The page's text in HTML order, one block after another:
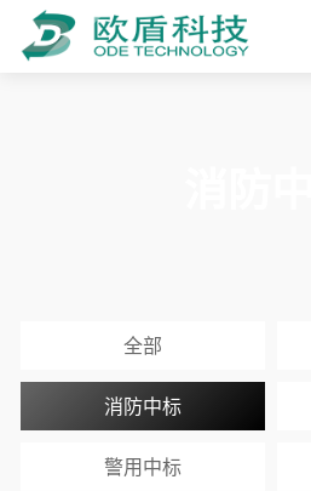
全部
消防中标
警用中标